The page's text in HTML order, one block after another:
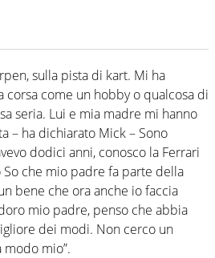
sulla pista di kart. Mi ha
corsa come un hobby o qualcosa di
seria. Lui e mia madre mi hanno
– ha dichiarato Mick – Sono
dodici anni, conosco la Ferrari
che mio padre fa parte della
bene che ora anche io faccia
mio padre, penso che abbia
dei modi. Non cerco un
mio”.